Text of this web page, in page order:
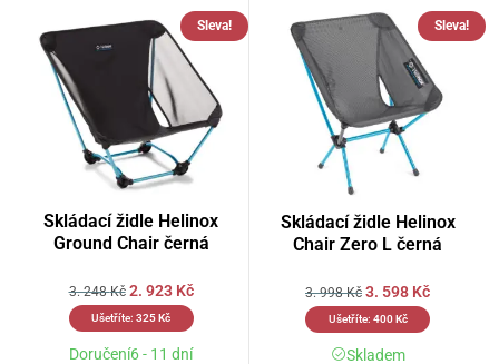
Sleva!
Skládací židle Helinox
Ground Chair černá
3. 248Kč 2. 923 Kč
Ušetříte: 325Kč
Doručení6 - 11 dní
Sleva!
Skládací židle Helinox
Chair Zero L černá
3. 998Kč 3. 598 Kč
Ušetříte: 400Kč
Skladem